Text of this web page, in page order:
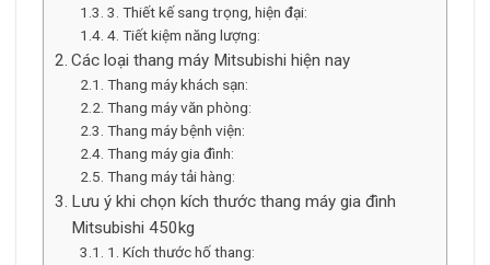
3. Thiết kế sang trọng, hiện đại:
4. Tiết kiệm năng lượng:
Các loại thang máy Mitsubishi hiện nay
Thang máy khách sạn:
Thang máy văn phòng:
Thang máy bệnh viện:
Thang máy gia đình:
Thang máy tải hàng:
Lưu ý khi chọn kích thước thang máy gia đình
Mitsubishi 450kg
1. Kích thước hố thang: